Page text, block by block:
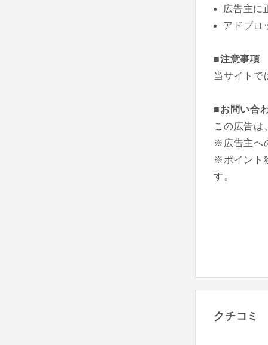
広告主に
アドブロ
■注意事項
当サイトで
■お問い合
この広告は
※広告主へ
※ポイント
す。
クチコミ